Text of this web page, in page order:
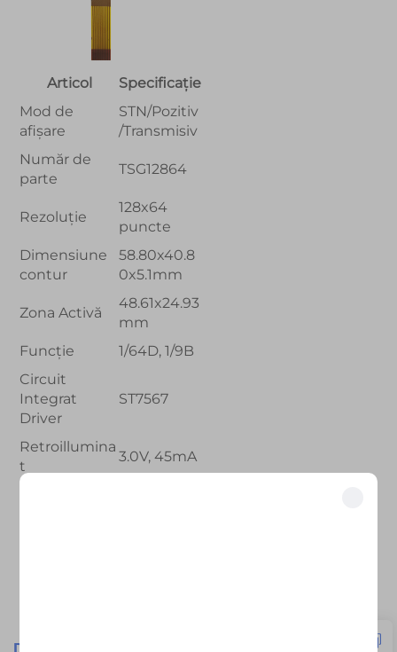
Articol
Specificație
Mod de
afișare
STN/Pozitiv
/Transmisiv
Număr de
parte
TSG12864
Rezoluție
128x64
puncte
Dimensiune
contur
58.80x40.8
0x5.1mm
Zona Activă
48.61x24.93
mm
Funcție
1/64D, 1/9B
Circuit
Integrat
Driver
ST7567
Retroillumina
t
3.0V, 45mA
Dacă aveți vreo cerere personalizată, nu ezitați